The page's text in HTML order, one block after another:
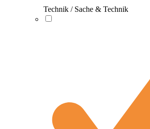
Technik / Sache & Technik